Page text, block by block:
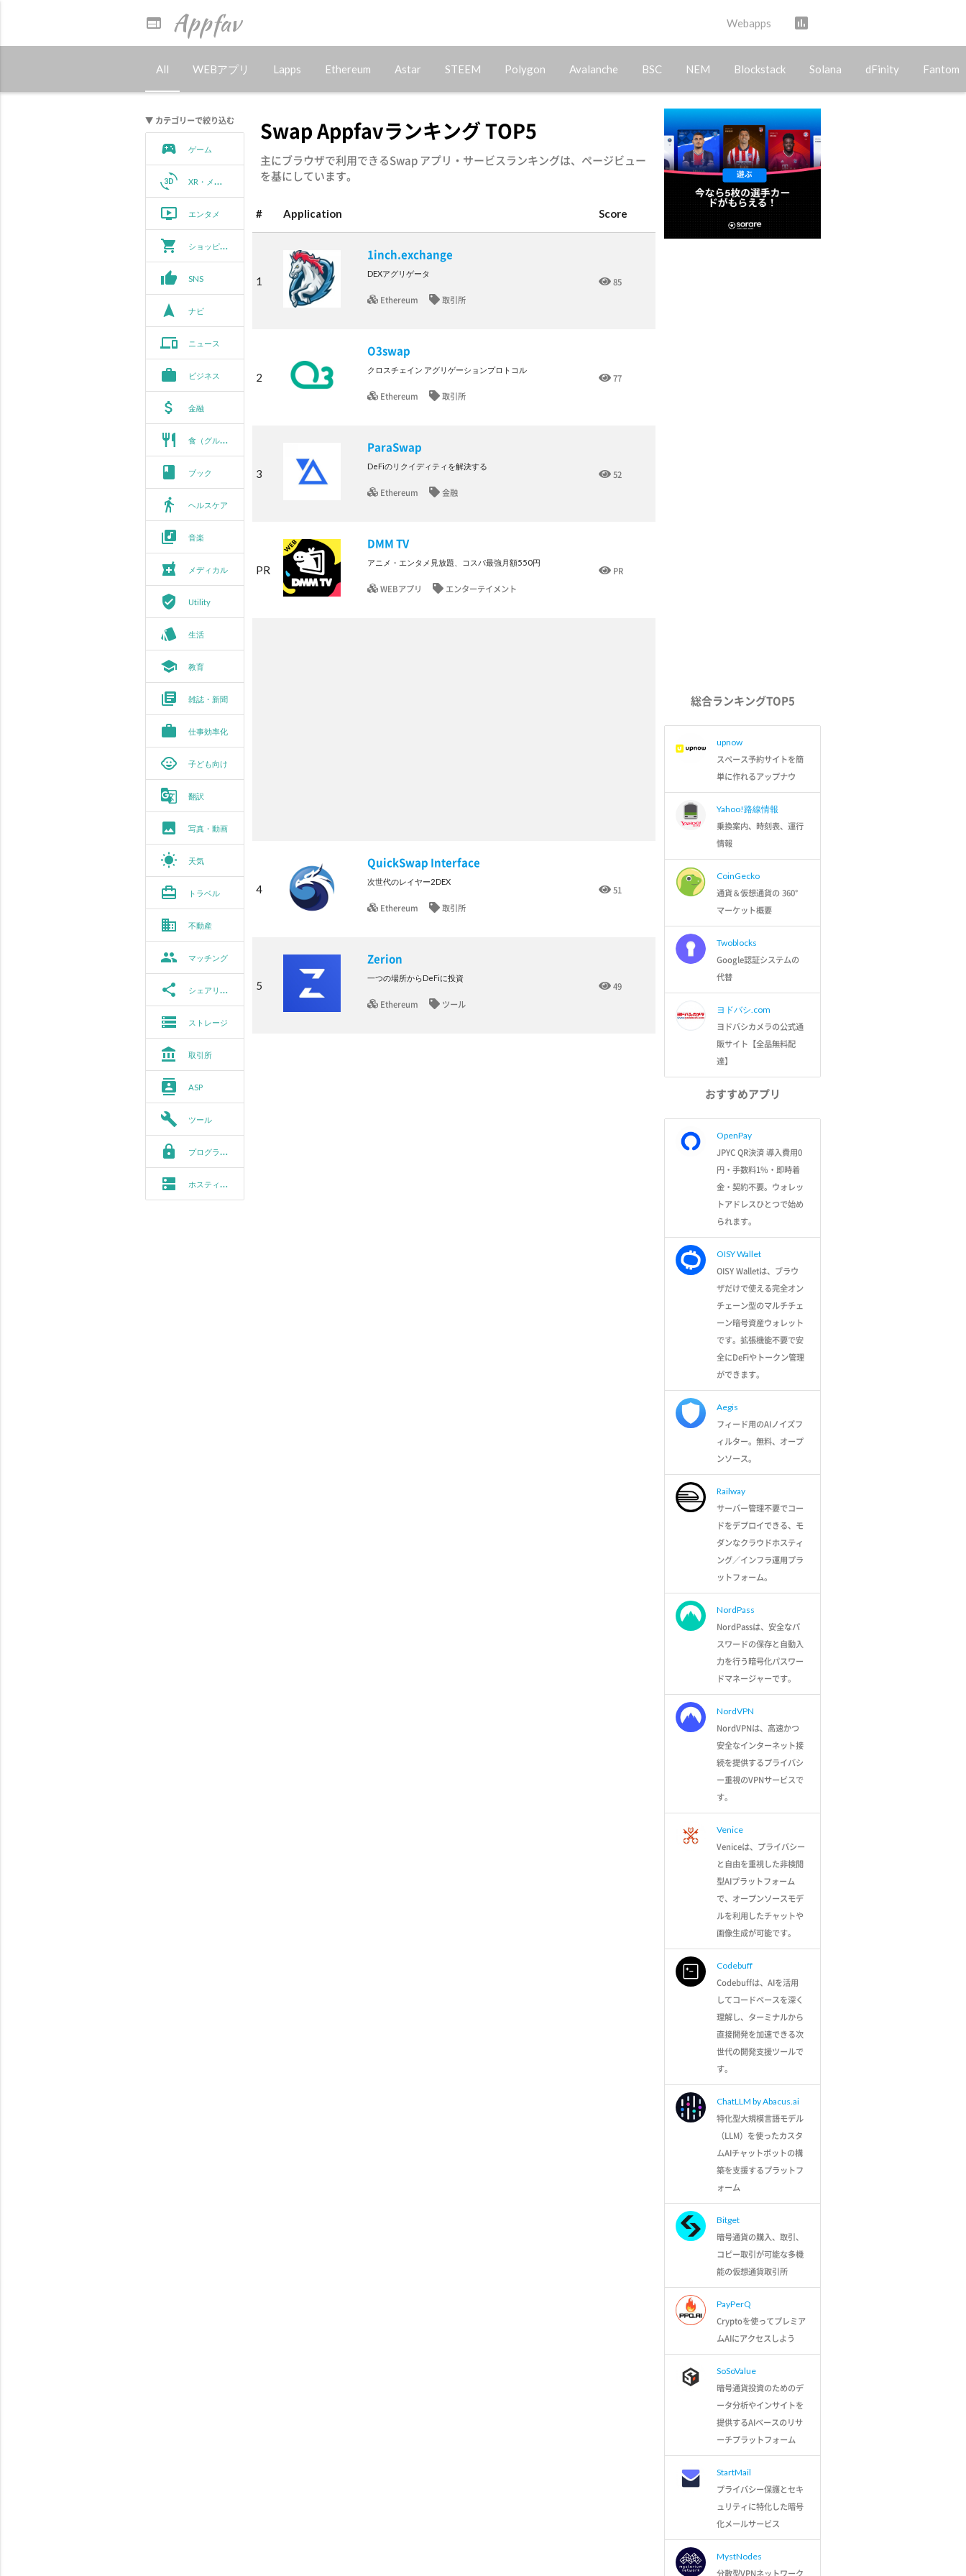
web Appfav Webapps assessment
All WEBアプリ Lapps Ethereum Astar STEEM Polygon Avalanche BSC NEM Blockstack Solana dFinity Fantom
▼ カテゴリーで絞り込む
sports_esports ゲーム
3d_rotation XR・メタバース
ondemand_video エンタメ
shopping_cart ショッピング
thumb_up SNS
navigation ナビ
phonelink ニュース
work ビジネス
attach_money 金融
restaurant 食（グルメ）
book ブック
directions_walk ヘルスケア
library_music 音楽
local_pharmacy メディカル
verified_user Utility
style 生活
school 教育
library_books 雑誌・新聞
work 仕事効率化
child_care 子ども向け
g_translate 翻訳
photo 写真・動画
wb_sunny 天気
card_travel トラベル
business 不動産
group マッチング
share シェアリング
storage ストレージ
account_balance 取引所
contacts ASP
build ツール
https プログラミング
dns ホスティング
Swap Appfavランキング TOP5
主にブラウザで利用できるSwap アプリ・サービスランキングは、ページビュー
を基にしています。
# Application Score
1
1inch.exchange
DEXアグリゲータ
Ethereum 取引所
85
2
O3swap
クロスチェイン アグリゲーションプロトコル
Ethereum 取引所
77
3
ParaSwap
DeFiのリクイディティを解決する
Ethereum 金融
52
PR
DMM TV
アニメ・エンタメ見放題、コスパ最強月額550円
WEBアプリ エンターテイメント
PR
4
QuickSwap Interface
次世代のレイヤー2DEX
Ethereum 取引所
51
5
Zerion
一つの場所からDeFiに投資
Ethereum ツール
49
総合ランキングTOP5
upnow
スペース予約サイトを簡
単に作れるアップナウ
Yahoo!路線情報
乗換案内、時刻表、運行
情報
CoinGecko
通貨＆仮想通貨の 360°
マーケット概要
Twoblocks
Google認証システムの
代替
ヨドバシ.com
ヨドバシカメラの公式通
販サイト【全品無料配
達】
おすすめアプリ
OpenPay
JPYC QR決済 導入費用0
円・手数料1%・即時着
金・契約不要。ウォレッ
トアドレスひとつで始め
られます。
OISY Wallet
OISY Walletは、ブラウ
ザだけで使える完全オン
チェーン型のマルチチェ
ーン暗号資産ウォレット
です。拡張機能不要で安
全にDeFiやトークン管理
ができます。
Aegis
フィード用のAIノイズフ
ィルター。無料、オープ
ンソース。
Railway
サーバー管理不要でコー
ドをデプロイできる、モ
ダンなクラウドホスティ
ング／インフラ運用プラ
ットフォーム。
NordPass
NordPassは、安全なパ
スワードの保存と自動入
力を行う暗号化パスワー
ドマネージャーです。
NordVPN
NordVPNは、高速かつ
安全なインターネット接
続を提供するプライバシ
ー重視のVPNサービスで
す。
Venice
Veniceは、プライバシー
と自由を重視した非検閲
型AIプラットフォーム
で、オープンソースモデ
ルを利用したチャットや
画像生成が可能です。
Codebuff
Codebuffは、AIを活用
してコードベースを深く
理解し、ターミナルから
直接開発を加速できる次
世代の開発支援ツールで
す。
ChatLLM by Abacus.ai
特化型大規模言語モデル
（LLM）を使ったカスタ
ムAIチャットボットの構
築を支援するプラットフ
ォーム
Bitget
暗号通貨の購入、取引、
コピー取引が可能な多機
能の仮想通貨取引所
PayPerQ
Cryptoを使ってプレミア
ムAIにアクセスしよう
SoSoValue
暗号通貨投資のためのデ
ータ分析やインサイトを
提供するAIベースのリサ
ーチプラットフォーム
StartMail
プライバシー保護とセキ
ュリティに特化した暗号
化メールサービス
MystNodes
分散型VPNネットワーク